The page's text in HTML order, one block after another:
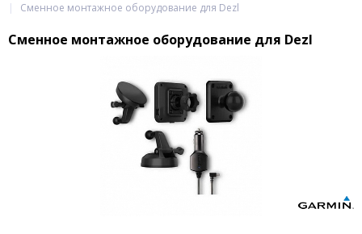
Сменное монтажное оборудование для Dezl
Сменное монтажное оборудование для Dezl